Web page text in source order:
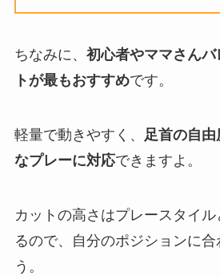
ちなみに、 初心者やママさん
トが最もおすすめです。
軽量で動きやすく、 足首の自由
なプレーに対応できますよ。
カットの高さはプレースタイ
るので、自分のポジションに合
う。